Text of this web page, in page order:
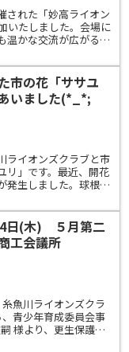
された「妙高ライオン
いたしました。会場に
温かな交流が広がる、
市の花「ササユ
いました(*_*;
ライオンズクラブと市
リ」です。最近、開花
発生しました。球根の
日(木) ５月第二
工会議所
魚川ライオンズクラ
青少年育成委員会事
様より、更生保護制